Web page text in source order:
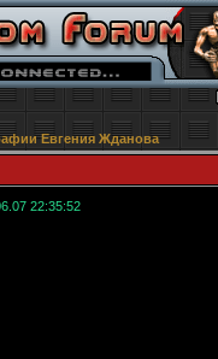
Евгения Жданова
22:35:52